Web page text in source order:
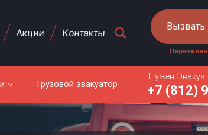
Вызвать
Акции Контакты
Грузовой эвакуатор
Нужен
+7 (812)